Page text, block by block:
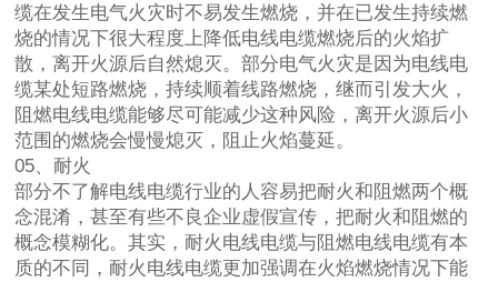
缆在发生电气火灾时不易发生燃烧，并在已发生持续燃
烧的情况下很大程度上降低电线电缆燃烧后的火焰扩
散，离开火源后自然熄灭。部分电气火灾是因为电线电
缆某处短路燃烧，持续顺着线路燃烧，继而引发大火，
阻燃电线电缆能够尽可能减少这种风险，离开火源后小
范围的燃烧会慢慢熄灭，阻止火焰蔓延。
05、耐火
部分不了解电线电缆行业的人容易把耐火和阻燃两个概
念混淆，甚至有些不良企业虚假宣传，把耐火和阻燃的
概念模糊化。其实，耐火电线电缆与阻燃电线电缆有本
质的不同，耐火电线电缆更加强调在火焰燃烧情况下能